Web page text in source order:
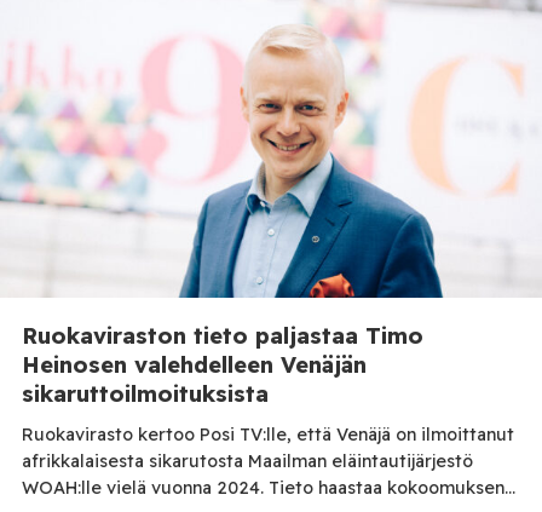
Ruokaviraston tieto paljastaa Timo
Heinosen valehdelleen Venäjän
sikaruttoilmoituksista
Ruokavirasto kertoo Posi TV:lle, että Venäjä on ilmoittanut
afrikkalaisesta sikarutosta Maailman eläintautijärjestö
WOAH:lle vielä vuonna 2024. Tieto haastaa kokoomuksen